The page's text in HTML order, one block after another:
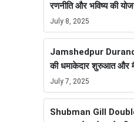
रणनीति और भविष्य की
July 8, 2025
Jamshedpur
की धमाकेदार शुरुआत और
July 7, 2025
Shubman Gill